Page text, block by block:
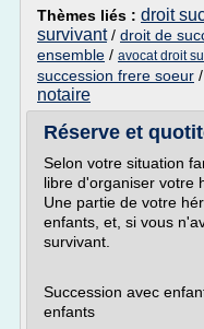
Thèmes liés : droit
survivant/ droit de
ensemble / avocat droit
succession frere soeur /
notaire
Réserve et
Selon votre situation
libre d'organiser votre
Une partie de votre
enfants, et, si vous
survivant.
Succession avec
enfants